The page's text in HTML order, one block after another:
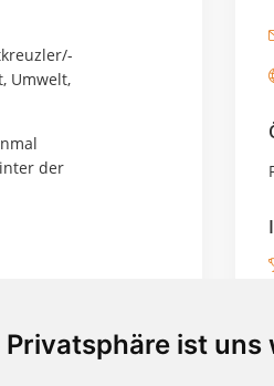
Privatsphäre ist uns
Umwelt,
der